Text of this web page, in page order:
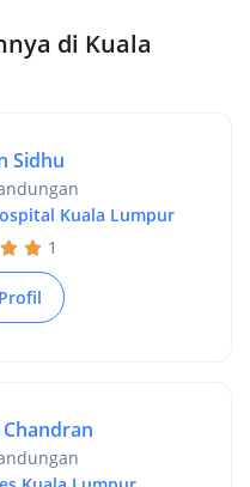
di Kuala
Sidhu
Kuala Lumpur
1